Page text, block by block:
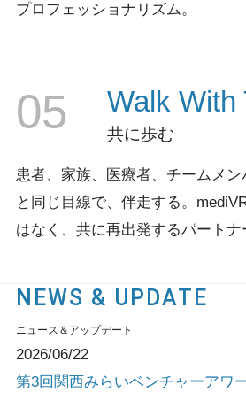
プロフェッショナリズム。
05 Walk With
共に歩む
患者、家族、医療者、チームメ
と同じ目線で、伴走する。
はなく、共に再出発するパートナ
NEWS & UPDATE
ニュース＆アップデート
2026/06/22
第3回関西みらいベンチャーアワ